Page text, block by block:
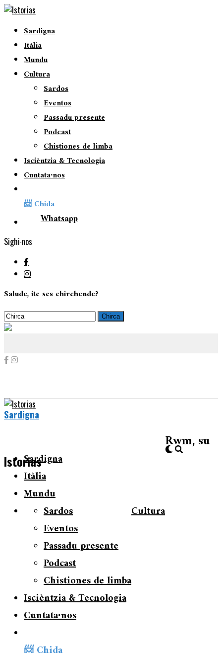
Sardigna
Itàlia
Mundu
Cultura
Sardos
Eventos
Passadu presente
Podcast
Chistiones de limba
Iscièntzia & Tecnologia
Cuntata∙nos
📨 Chida
Whatsapp
Sighi∙nos
Salude, ite ses chirchende?
IstoriasSardigna
Itàlia
Mundu
Cultura
Sardos
Eventos
Passadu presente
Podcast
Chistiones de limba
Iscièntzia & Tecnologia
Cuntata∙nos
Sardigna
Rwm, su